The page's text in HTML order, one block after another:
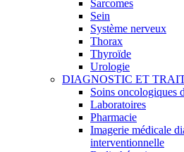
Sarcomes
Sein
Système nerveux
Thorax
Thyroïde
Urologie
DIAGNOSTIC ET
Soins oncologiques
Laboratoires
Pharmacie
Imagerie médicale
interventionnelle